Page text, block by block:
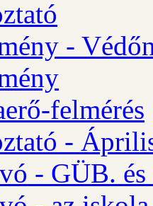
-
felmérés
-
- GÜB.